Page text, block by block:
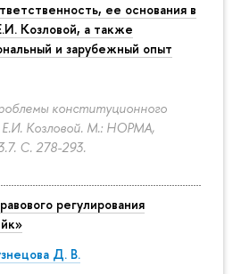
ее основания в
Козловой, а также
и зарубежный опыт
конституционного
Козловой. М.: НОРМА,
С. 278-293.
регулирования
Д. В.